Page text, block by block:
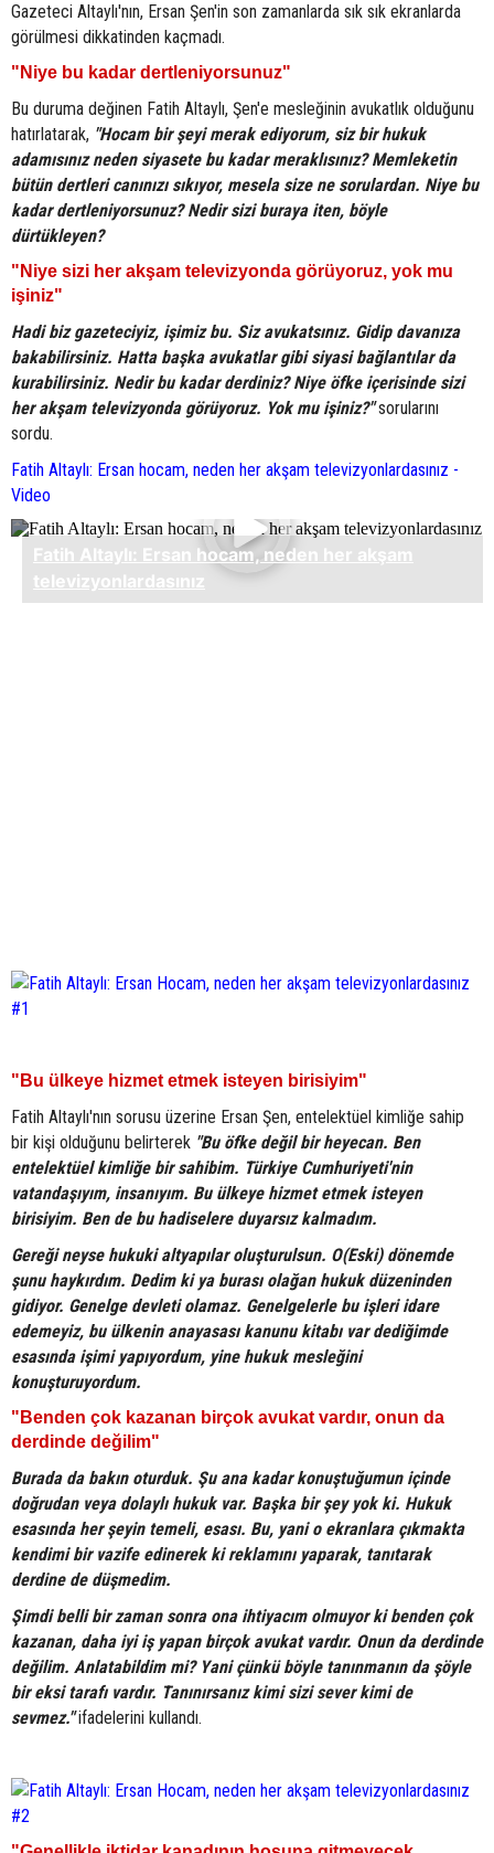
Gazeteci Altaylı'nın, Ersan Şen'in son zamanlarda sık sık ekranlarda
görülmesi dikkatinden kaçmadı.
"Niye bu kadar dertleniyorsunuz"
Bu duruma değinen Fatih Altaylı, Şen'e mesleğinin avukatlık olduğunu
hatırlatarak, "Hocam bir şeyi merak ediyorum, siz bir hukuk
adamısınız neden siyasete bu kadar meraklısınız? Memleketin
bütün dertleri canınızı sıkıyor, mesela size ne sorulardan. Niye bu
kadar dertleniyorsunuz? Nedir sizi buraya iten, böyle
dürtükleyen?
"Niye sizi her akşam televizyonda görüyoruz, yok mu
işiniz"
Hadi biz gazeteciyiz, işimiz bu. Siz avukatsınız. Gidip davanıza
bakabilirsiniz. Hatta başka avukatlar gibi siyasi bağlantılar da
kurabilirsiniz. Nedir bu kadar derdiniz? Niye öfke içerisinde sizi
her akşam televizyonda görüyoruz. Yok mu işiniz?"sorularını
sordu.
Fatih Altaylı: Ersan hocam, neden her akşam televizyonlardasınız -
Video
"Bu ülkeye hizmet etmek isteyen birisiyim"
Fatih Altaylı'nın sorusu üzerine Ersan Şen, entelektüel kimliğe sahip
bir kişi olduğunu belirterek "Bu öfke değil bir heyecan. Ben
entelektüel kimliğe bir sahibim. Türkiye Cumhuriyeti'nin
vatandaşıyım, insanıyım. Bu ülkeye hizmet etmek isteyen
birisiyim. Ben de bu hadiselere duyarsız kalmadım.
Gereği neyse hukuki altyapılar oluşturulsun. O(Eski) dönemde
şunu haykırdım. Dedim ki ya burası olağan hukuk düzeninden
gidiyor. Genelge devleti olamaz. Genelgelerle bu işleri idare
edemeyiz, bu ülkenin anayasası kanunu kitabı var dediğimde
esasında işimi yapıyordum, yine hukuk mesleğini
konuşturuyordum.
"Benden çok kazanan birçok avukat vardır, onun da
derdinde değilim"
Burada da bakın oturduk. Şu ana kadar konuştuğumun içinde
doğrudan veya dolaylı hukuk var. Başka bir şey yok ki. Hukuk
esasında her şeyin temeli, esası. Bu, yani o ekranlara çıkmakta
kendimi bir vazife edinerek ki reklamını yaparak, tanıtarak
derdine de düşmedim.
Şimdi belli bir zaman sonra ona ihtiyacım olmuyor ki benden çok
kazanan, daha iyi iş yapan birçok avukat vardır. Onun da derdinde
değilim. Anlatabildim mi? Yani çünkü böyle tanınmanın da şöyle
bir eksi tarafı vardır. Tanınırsanız kimi sizi sever kimi de
sevmez."ifadelerini kullandı.